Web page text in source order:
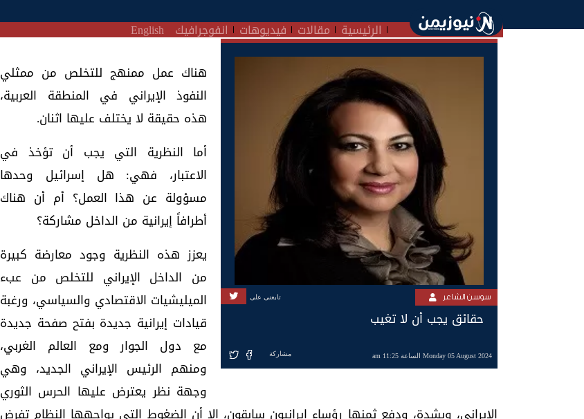
الرئيسية مقالات فيديوهات انفوجرافيك English
سوسن الشاعر تابعنى على
حقائق يجب أن لا تغيب
Monday 05 August 2024 الساعة 11:25 am مشاركة
هناك عمل ممنهج للتخلص من ممثلي
النفوذ الإيراني في المنطقة العربية،
هذه حقيقة لا يختلف عليها اثنان.
أما النظرية التي يجب أن تؤخذ في
الاعتبار، فهي: هل إسرائيل وحدها
مسؤولة عن هذا العمل؟ أم أن هناك
أطرافاً إيرانية من الداخل مشاركة؟
يعزز هذه النظرية وجود معارضة كبيرة
من الداخل الإيراني للتخلص من عبء
الميليشيات الاقتصادي والسياسي، ورغبة
قيادات إيرانية جديدة بفتح صفحة جديدة
مع دول الجوار ومع العالم الغربي،
ومنهم الرئيس الإيراني الجديد، وهي
وجهة نظر يعترض عليها الحرس الثوري